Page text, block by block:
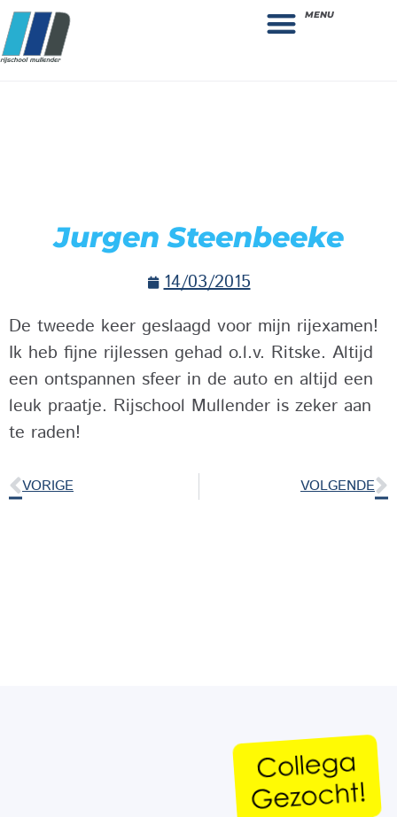
MENU
Jurgen Steenbeeke
14/03/2015
De tweede keer geslaagd voor mijn rijexamen!
Ik heb fijne rijlessen gehad o.l.v. Ritske. Altijd
een ontspannen sfeer in de auto en altijd een
leuk praatje. Rijschool Mullender is zeker aan
te raden!
VORIGE VOLGENDE